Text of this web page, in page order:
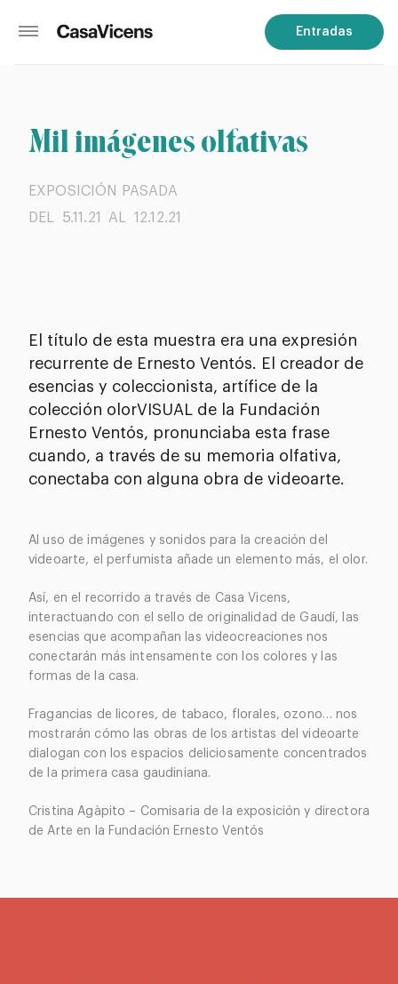
Entradas
Mil imágenes olfativas
EXPOSICIÓN PASADA
DEL 5.11.21
AL 12.12.21
El título de esta muestra era una expresión
recurrente de Ernesto Ventós. El creador de
esencias y coleccionista, artífice de la
colección olorVISUAL de la Fundación
Ernesto Ventós, pronunciaba esta frase
cuando, a través de su memoria olfativa,
conectaba con alguna obra de videoarte.
Al uso de imágenes y sonidos para la creación del
videoarte, el perfumista añade un elemento más, el olor.
Así, en el recorrido a través de Casa Vicens,
interactuando con el sello de originalidad de Gaudí, las
esencias que acompañan las videocreaciones nos
conectarán más intensamente con los colores y las
formas de la casa.
Fragancias de licores, de tabaco, florales, ozono… nos
mostrarán cómo las obras de los artistas del videoarte
dialogan con los espacios deliciosamente concentrados
de la primera casa gaudiniana.
Cristina Agàpito – Comisaria de la exposición y directora
de Arte en la Fundación Ernesto Ventós